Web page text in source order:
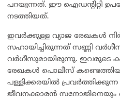
പറയുന്നത്. ഈ ഐഡന്റിറ്റി
നടത്തിയത്.
ഇവർക്കുള്ള വ്യാജ രേഖകൾ
സഹായിച്ചിരുന്നത് സണ്ണി
വർഗീസുമായിരുന്നു. ഇവരുടെ
രേഖകൾ പൊലീസ്
പള്ളിക്കരയിൽ
ജീവനക്കാരൻ